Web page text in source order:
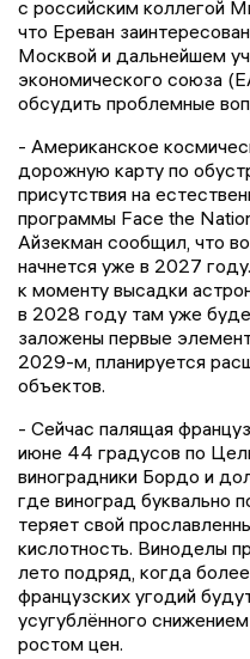
с российским коллегой
что Ереван
Москвой и дальнейшем
экономического союза
обсудить проблемные
- Американское
дорожную карту по
присутствия на
программы Face the
Айзекман сообщил, что
начнется уже в 2027
к моменту высадки
в 2028 году там уже
заложены первые
2029-м, планируется
объектов.
- Сейчас палящая
июне 44 градусов по
виноградники Бордо и
где виноград буквально
теряет свой
кислотность. Виноделы
лето подряд, когда
французских угодий
усугублённого
ростом цен.